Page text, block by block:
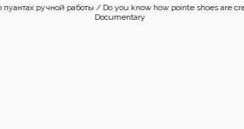
Вишнёва и Дарья Павленко / Duo – Diana Vishneva & Daria